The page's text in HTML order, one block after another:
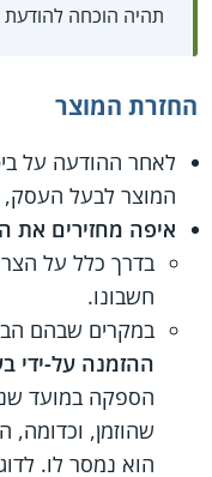
תהיה הוכחה להודעת
החזרת המוצר
לאחר ההודעה על
המוצר לבעל העסק,
איפה מחזירים את
בדרך כלל על
חשבונו.
במקרים שבהם
ההזמנה על-ידי
הספקה במועד
שהוזמן, וכדומה,
הוא נמסר לו.